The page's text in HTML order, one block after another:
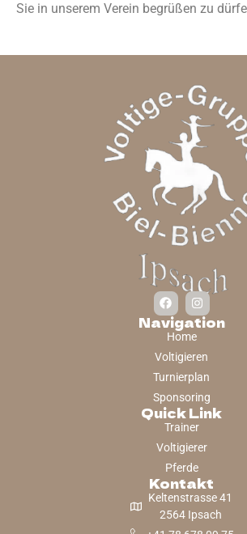
Sie in unserem Verein begrüßen zu
Navigation
Home
Voltigieren
Turnierplan
Sponsoring
Quick Link
Trainer
Voltigierer
Pferde
Kontakt
Keltenstrasse 41
2564 Ipsach